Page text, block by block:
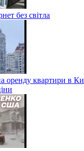
без світла
оренду квартири в